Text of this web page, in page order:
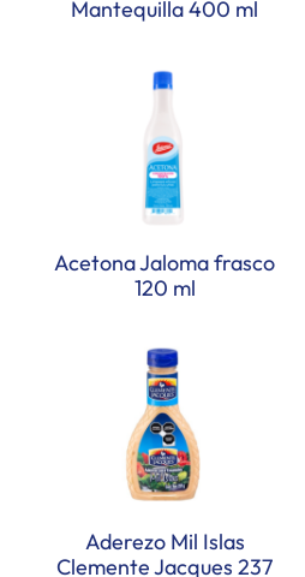
Mantequilla 400 ml
Acetona Jaloma frasco
120 ml
Aderezo Mil Islas
Clemente Jacques 237